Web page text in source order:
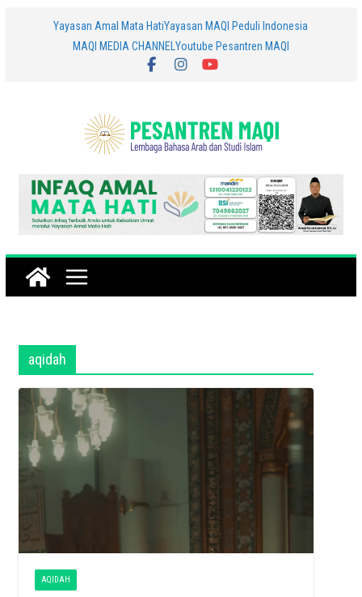
Yayasan Amal Mata HatiYayasan MAQI Peduli Indonesia
MAQI MEDIA CHANNEL Youtube Pesantren MAQI
aqidah
AQIDAH